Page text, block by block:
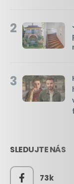
2
3
SLEDUJTE NÁS
73k